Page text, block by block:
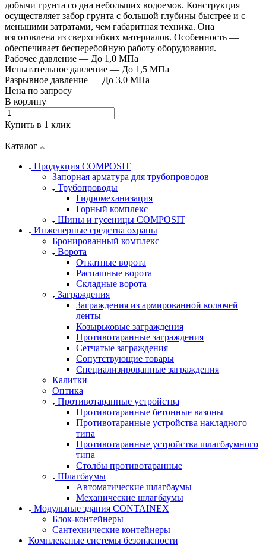
добычи грунта со дна небольших водоемов. Конструкция
осуществляет забор грунта с большой глубины быстрее и с
меньшими затратами, чем габаритная техника. Она
изготовлена из сверхгибких материалов. Особенность —
обеспечивает бесперебойную работу оборудования.
Рабочее давление — До 1,0 МПа
Испытательное давление — До 1,5 МПа
Разрывное давление — До 3,0 МПа
Цена по запросу
В корзину
Купить в 1 клик
Каталог
Продукция COMPOSIT
Запорная арматура для трубопроводов
Трубопроводы
Гидромеханизация
Горный комплекс
Шины и гусеницы COMPOSIT
Инженерные средства охраны
Бронированный комплекс
Ворота
Откатные ворота
Распашные ворота
Складные ворота
Заграждения
Заграждения из армированной колючей
ленты
Козырьковые заграждения
Противотаранные заграждения
Сетчатые заграждения
Сопутствующие товары
Специализированные заграждения
Калитки
Оптика
Противотаранные устройства
Противотаранные бетонные вазоны
Противотаранные устройства накладного
типа
Противотаранные устройства шлагбаумного
типа
Столбы противотаранные
Шлагбаумы
Автоматические шлагбаумы
Механические шлагбаумы
Модульные здания CONTAINEX
Блок-контейнеры
Сантехнические контейнеры
Комплексные системы безопасности